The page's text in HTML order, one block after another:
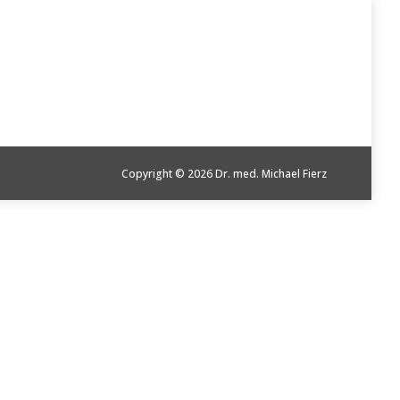
Copyright © 2026 Dr. med. Michael Fierz